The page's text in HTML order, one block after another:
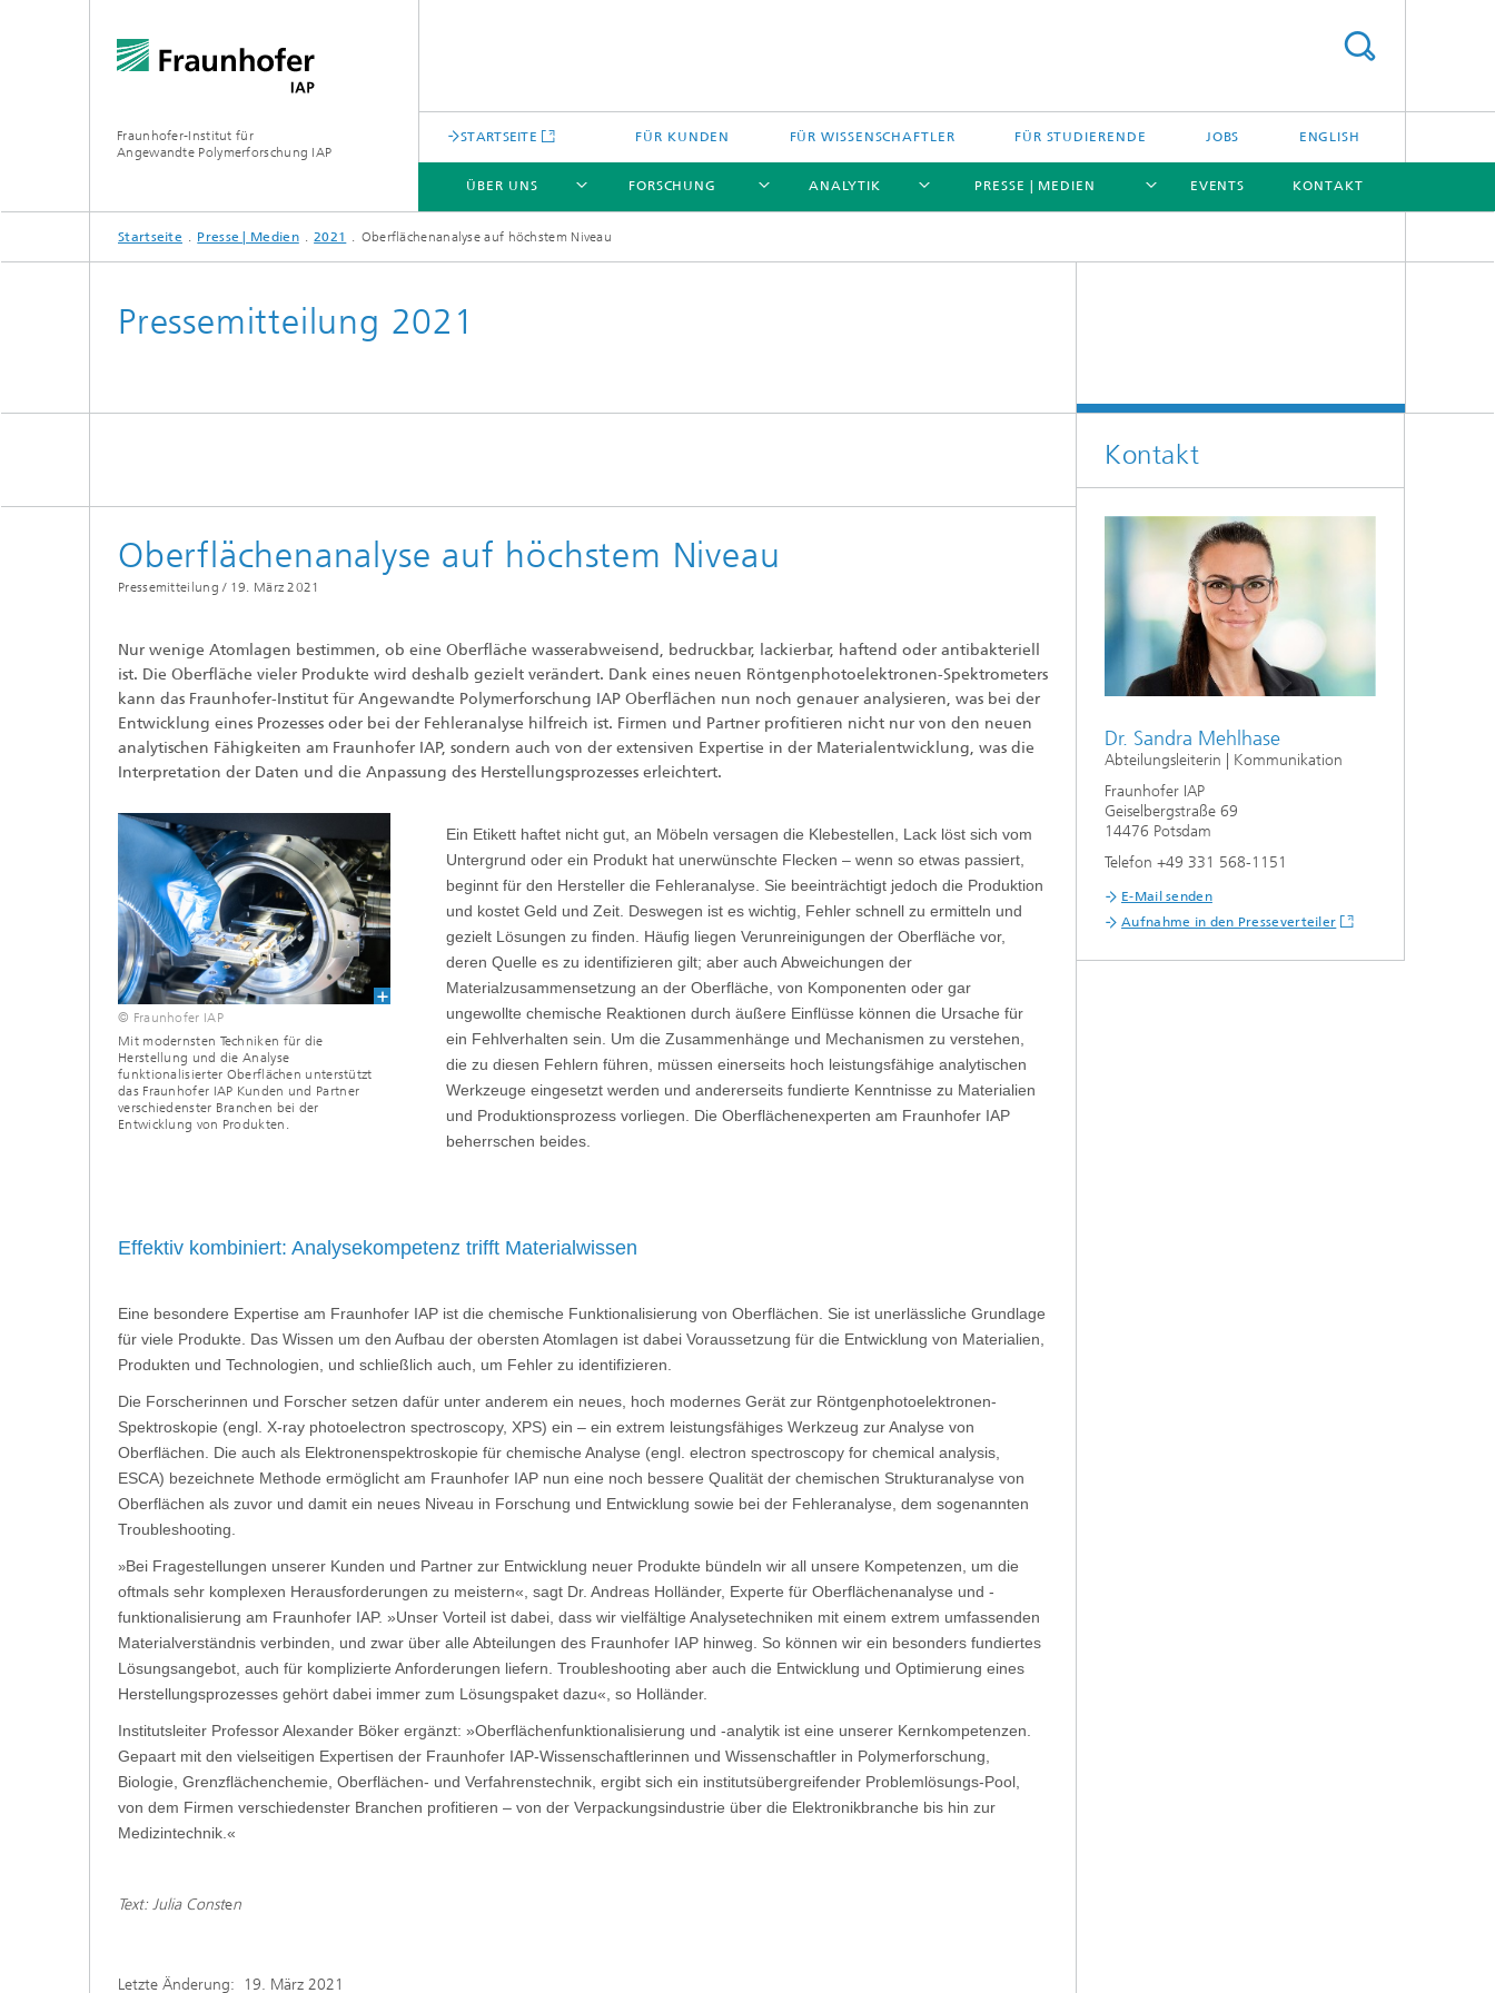
Fraunhofer-Institut für
Angewandte Polymerforschung IAP
STARTSEITE FÜR KUNDEN FÜR WISSENSCHAFTLER FÜR STUDIERENDE JOBS ENGLISH
ÜBER UNS
ÜBER UNS
FORSCHUNG
FORSCHUNG
ANALYTIK
ANALYTIK
PRESSE | MEDIEN
PRESSE | MEDIEN
EVENTS KONTAKT
Startseite Presse | Medien 2021 Oberflächenanalyse auf höchstem Niveau
Pressemitteilung 2021
Oberflächenanalyse auf höchstem Niveau
Pressemitteilung / 19. März 2021
Nur wenige Atomlagen bestimmen, ob eine Oberfläche wasserabweisend, bedruckbar, lackierbar, haftend oder antibakteriell
ist. Die Oberfläche vieler Produkte wird deshalb gezielt verändert. Dank eines neuen Röntgenphotoelektronen-Spektrometers
kann das Fraunhofer-Institut für Angewandte Polymerforschung IAP Oberflächen nun noch genauer analysieren, was bei der
Entwicklung eines Prozesses oder bei der Fehleranalyse hilfreich ist. Firmen und Partner profitieren nicht nur von den neuen
analytischen Fähigkeiten am Fraunhofer IAP, sondern auch von der extensiven Expertise in der Materialentwicklung, was die
Interpretation der Daten und die Anpassung des Herstellungsprozesses erleichtert.
© Fraunhofer IAP
Mit modernsten Techniken für die
Herstellung und die Analyse
funktionalisierter Oberflächen unterstützt
das Fraunhofer IAP Kunden und Partner
verschiedenster Branchen bei der
Entwicklung von Produkten.
Ein Etikett haftet nicht gut, an Möbeln versagen die Klebestellen, Lack löst sich vom
Untergrund oder ein Produkt hat unerwünschte Flecken – wenn so etwas passiert,
beginnt für den Hersteller die Fehleranalyse. Sie beeinträchtigt jedoch die Produktion
und kostet Geld und Zeit. Deswegen ist es wichtig, Fehler schnell zu ermitteln und
gezielt Lösungen zu finden. Häufig liegen Verunreinigungen der Oberfläche vor,
deren Quelle es zu identifizieren gilt; aber auch Abweichungen der
Materialzusammensetzung an der Oberfläche, von Komponenten oder gar
ungewollte chemische Reaktionen durch äußere Einflüsse können die Ursache für
ein Fehlverhalten sein. Um die Zusammenhänge und Mechanismen zu verstehen,
die zu diesen Fehlern führen, müssen einerseits hoch leistungsfähige analytischen
Werkzeuge eingesetzt werden und andererseits fundierte Kenntnisse zu Materialien
und Produktionsprozess vorliegen. Die Oberflächenexperten am Fraunhofer IAP
beherrschen beides.
Effektiv kombiniert: Analysekompetenz trifft Materialwissen
Eine besondere Expertise am Fraunhofer IAP ist die chemische Funktionalisierung von Oberflächen. Sie ist unerlässliche Grundlage
für viele Produkte. Das Wissen um den Aufbau der obersten Atomlagen ist dabei Voraussetzung für die Entwicklung von Materialien,
Produkten und Technologien, und schließlich auch, um Fehler zu identifizieren.
Die Forscherinnen und Forscher setzen dafür unter anderem ein neues, hoch modernes Gerät zur Röntgenphotoelektronen-
Spektroskopie (engl. X-ray photoelectron spectroscopy, XPS) ein – ein extrem leistungsfähiges Werkzeug zur Analyse von
Oberflächen. Die auch als Elektronenspektroskopie für chemische Analyse (engl. electron spectroscopy for chemical analysis,
ESCA) bezeichnete Methode ermöglicht am Fraunhofer IAP nun eine noch bessere Qualität der chemischen Strukturanalyse von
Oberflächen als zuvor und damit ein neues Niveau in Forschung und Entwicklung sowie bei der Fehleranalyse, dem sogenannten
Troubleshooting.
»Bei Fragestellungen unserer Kunden und Partner zur Entwicklung neuer Produkte bündeln wir all unsere Kompetenzen, um die
oftmals sehr komplexen Herausforderungen zu meistern«, sagt Dr. Andreas Holländer, Experte für Oberflächenanalyse und -
funktionalisierung am Fraunhofer IAP. »Unser Vorteil ist dabei, dass wir vielfältige Analysetechniken mit einem extrem umfassenden
Materialverständnis verbinden, und zwar über alle Abteilungen des Fraunhofer IAP hinweg. So können wir ein besonders fundiertes
Lösungsangebot, auch für komplizierte Anforderungen liefern. Troubleshooting aber auch die Entwicklung und Optimierung eines
Herstellungsprozesses gehört dabei immer zum Lösungspaket dazu«, so Holländer.
Institutsleiter Professor Alexander Böker ergänzt: »Oberflächenfunktionalisierung und -analytik ist eine unserer Kernkompetenzen.
Gepaart mit den vielseitigen Expertisen der Fraunhofer IAP-Wissenschaftlerinnen und Wissenschaftler in Polymerforschung,
Biologie, Grenzflächenchemie, Oberflächen- und Verfahrenstechnik, ergibt sich ein institutsübergreifender Problemlösungs-Pool,
von dem Firmen verschiedenster Branchen profitieren – von der Verpackungsindustrie über die Elektronikbranche bis hin zur
Medizintechnik.«
Text: Julia Consten
Letzte Änderung: 19. März 2021
Kontakt
Dr. Sandra Mehlhase
Abteilungsleiterin | Kommunikation
Fraunhofer IAP
Geiselbergstraße 69
14476 Potsdam
Telefon +49 331 568-1151
E-Mail senden
Aufnahme in den Presseverteiler